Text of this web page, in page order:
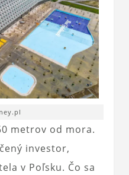
metrov od mora.
investor,
v Poľsku. Čo sa